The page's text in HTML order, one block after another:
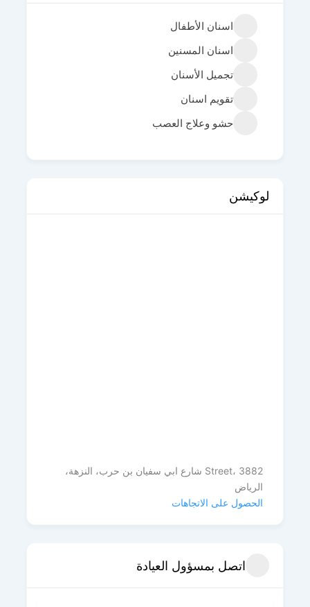
اسنان الأطفال
اسنان المسنين
تجميل الأسنان
تقويم اسنان
حشو وعلاج العصب
لوكيشن
Street، 3882 شارع ابي سفيان بن حرب، النزهة،
الرياض
الحصول على الاتجاهات
اتصل بمسؤول العيادة